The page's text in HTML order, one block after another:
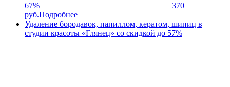
67%
370
руб.Подробнее
Удаление бородавок, папиллом, кератом, шипиц в
студии красоты «Глянец» со скидкой до 57%